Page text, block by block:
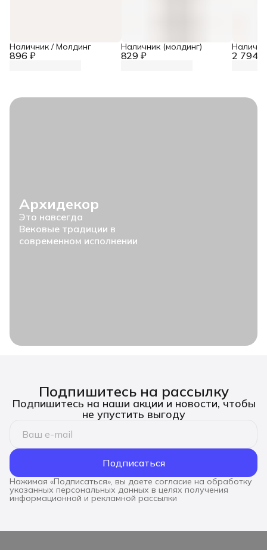
896 ₽
Наличник / Молдинг
829 ₽
Наличник (молдинг)
2 794 ₽
Архидекор
Это навсегда
Вековые традиции в
современном исполнении
Подпишитесь на рассылку
Подпишитесь на наши акции и новости, чтобы
не упустить выгоду
Подписаться
Нажимая «Подписаться», вы даете согласие на обработку
указанных персональных данных в целях получения
информационной и рекламной рассылки